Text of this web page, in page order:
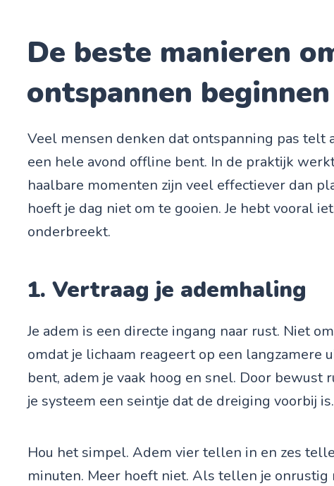
De beste manieren
ontspannen
Veel mensen denken dat ontspanning pas telt
een hele avond offline bent. In de praktijk
haalbare momenten zijn veel effectiever dan
hoeft je dag niet om te gooien. Je hebt vooral
onderbreekt.
1. Vertraag je ademhaling
Je adem is een directe ingang naar rust. Niet
omdat je lichaam reageert op een langzamere
bent, adem je vaak hoog en snel. Door bewust
je systeem een seintje dat de dreiging voorbij is.
Hou het simpel. Adem vier tellen in en zes
minuten. Meer hoeft niet. Als tellen je onrustig